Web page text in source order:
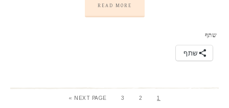
READ MORE
שתף
שתף
1
2
3
NEXT PAGE »